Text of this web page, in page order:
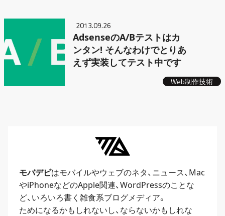
2013.09.26
AdsenseのA/Bテストはカ
ンタン! そんなわけでとりあ
えず実装してテスト中です
Web制作技術
モバデビはモバイルやウェブのネタ、 ニュース、 Mac
やiPhoneなどのApple関連、WordPressのことな
ど、いろいろ書く雑食系ブログメディア。
ためになるかもしれないし、ならないかもしれな